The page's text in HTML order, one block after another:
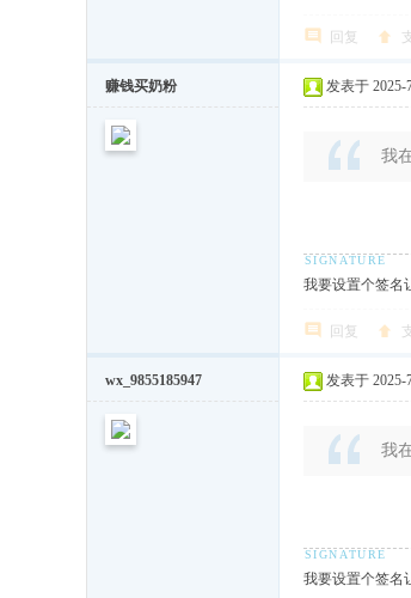
回复
赚钱买奶粉 发表于 2025-
我
我要设置个签名
回复
wx_9855185947 发表于 2025-
我
我要设置个签名